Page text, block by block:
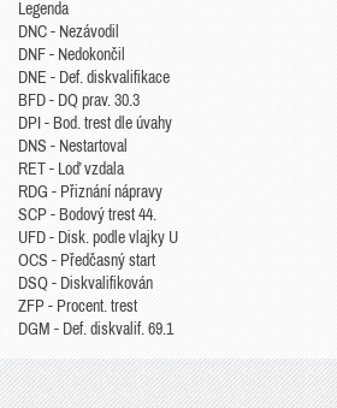
Legenda
DNC - Nezávodil
DNF - Nedokončil
DNE - Def. diskvalifikace
BFD - DQ prav. 30.3
DPI - Bod. trest dle úvahy
DNS - Nestartoval
RET - Loď vzdala
RDG - Přiznání nápravy
SCP - Bodový trest 44.
UFD - Disk. podle vlajky U
OCS - Předčasný start
DSQ - Diskvalifikován
ZFP - Procent. trest
DGM - Def. diskvalif. 69.1